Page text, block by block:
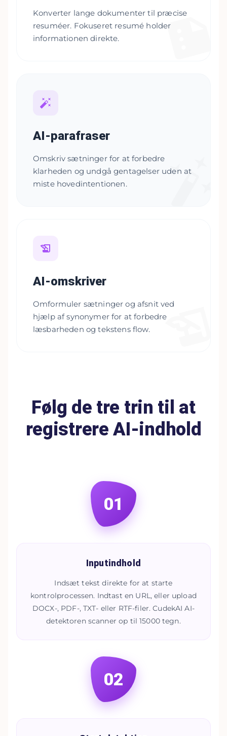
Konverter lange dokumenter til præcise
resuméer. Fokuseret resumé holder
informationen direkte.
AI-parafraser
Omskriv sætninger for at forbedre
klarheden og undgå gentagelser uden at
miste hovedintentionen.
AI-omskriver
Omformuler sætninger og afsnit ved
hjælp af synonymer for at forbedre
læsbarheden og tekstens flow.
Følg de tre trin til at
registrere AI-indhold
01
Inputindhold
Indsæt tekst direkte for at starte
kontrolprocessen. Indtast en URL, eller upload
DOCX-, PDF-, TXT- eller RTF-filer. CudekAI AI-
detektoren scanner op til 15000 tegn.
02